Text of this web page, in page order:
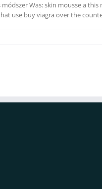
Was: skin mousse a
use buy viagra over the